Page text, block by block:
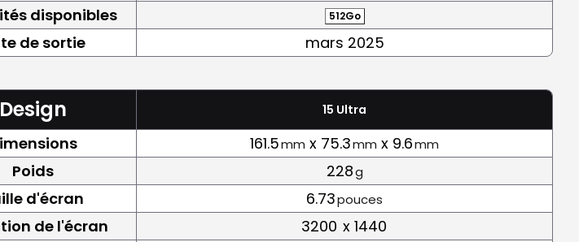
disponibles 512Go
de sortie mars 2025
Design 15 Ultra
161.5mm x 75.3mm x 9.6mm
Poids 228g
d'écran 6.73pouces
de l'écran 3200 x 1440